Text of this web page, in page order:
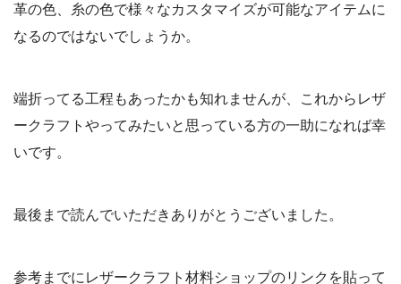
革の色、糸の色で様々なカスタマイズが可能なアイテムに
なるのではないでしょうか。
端折ってる工程もあったかも知れませんが、これからレザ
ークラフトやってみたいと思っている方の一助になれば幸
いです。
最後まで読んでいただきありがとうございました。
参考までにレザークラフト材料ショップのリンクを貼って